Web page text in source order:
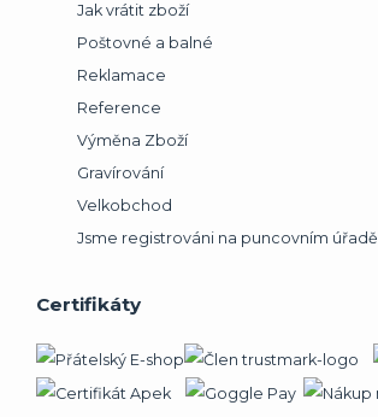
Jak vrátit zboží
Poštovné a balné
Reklamace
Reference
Výměna Zboží
Gravírování
Velkobchod
Jsme registrováni na puncovním úřadě
Certifikáty